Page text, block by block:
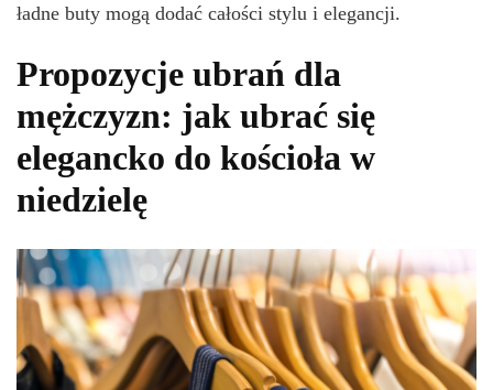
ładne buty mogą dodać całości stylu i elegancji.
Propozycje ubrań dla
mężczyzn: jak ubrać się
elegancko do kościoła w
niedzielę